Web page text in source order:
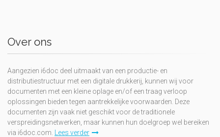
Over ons
Aangezien i6doc deel uitmaakt van een productie- en
distributiestructuur met een digitale drukkerij, kunnen wij voor
documenten met een kleine oplage en/of een traag verloop
oplossingen bieden tegen aantrekkelijke voorwaarden. Deze
documenten zijn vaak niet geschikt voor de traditionele
verspreidingsnetwerken, maar kunnen hun doelgroep wel bereiken
via i6doc.com.
Lees verder